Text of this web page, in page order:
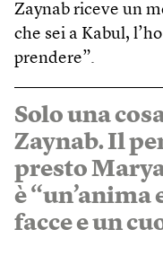
Zaynab riceve un
che sei a Kabul,
prendere”.
Solo una
Zaynab. Il
presto
è “un’anima
facce e un